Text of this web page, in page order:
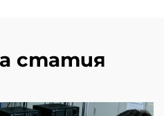
статия